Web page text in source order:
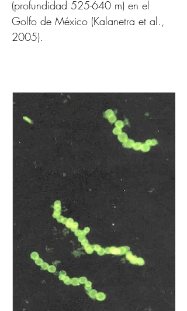
(profundidad 525-640 m) en el
Golfo de México (Kalanetra et al.,
2005).